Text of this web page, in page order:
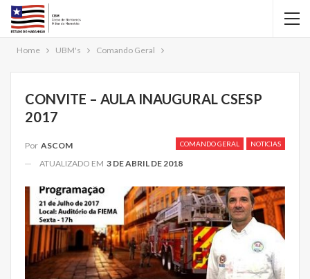
Home UBM's Comando Geral
CONVITE – AULA INAUGURAL CSESP
2017
COMANDO GERAL NOTICIAS
Por ASCOM
ATUALIZADO EM 3 DE ABRIL DE 2018